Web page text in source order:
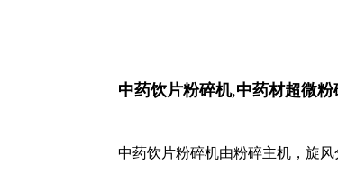
中药饮片粉碎机,中药材超微粉
中药饮片粉碎机由粉碎主机，旋